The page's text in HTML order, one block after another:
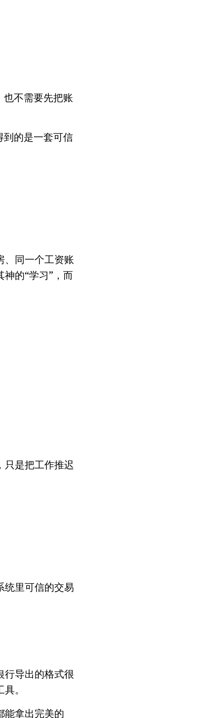
不需要先把账
到的是一套可信
、同一个工资账
的“学习”，而
只是把工作推迟
统里可信的交易
行导出的格式很
。
能拿出完美的